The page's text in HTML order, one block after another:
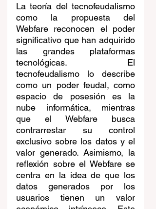
La teoría del tecnofeudalismo
como la propuesta del
Webfare reconocen el poder
significativo que han adquirido
las grandes plataformas
tecnológicas. El
tecnofeudalismo lo describe
como un poder feudal, como
espacio de posesión es la
nube informática, mientras
que el Webfare busca
contrarrestar su control
exclusivo sobre los datos y el
valor generado. Asimismo, la
reflexión sobre el Webfare se
centra en la idea de que los
datos generados por los
usuarios tienen un valor